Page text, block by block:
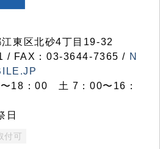
東区北砂4丁目19-32
/ FAX：03-3644-7365 / N
18：00 土 7：00〜16：
日
付可